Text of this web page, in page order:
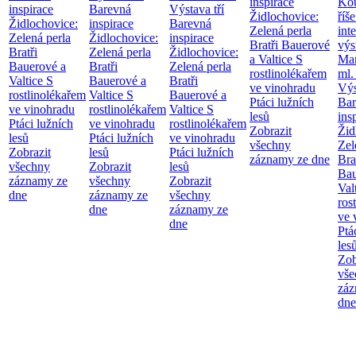
inspirace
Židlochovice:
Zelená perla
Bratři
Bauerové a
Valtice S
rostlinolékařem
ve vinohradu
Ptáci lužních
lesů
Zobrazit
všechny
záznamy ze
dne
Barevná
inspirace
Židlochovice:
Zelená perla
Bratři
Bauerové a
Valtice S
rostlinolékařem
ve vinohradu
Ptáci lužních
lesů
Zobrazit
všechny
záznamy ze
dne
Výstava tří
Barevná
inspirace
Židlochovice:
Zelená perla
Bratři
Bauerové a
Valtice S
rostlinolékařem
ve vinohradu
Ptáci lužních
lesů
Zobrazit
všechny
záznamy ze
dne
Židlochovice:
Zelená perla
Bratři Bauerové
a Valtice S
rostlinolékařem
ve vinohradu
Ptáci lužních
lesů
Zobrazit
všechny
záznamy ze dne
ml.
ve
dne